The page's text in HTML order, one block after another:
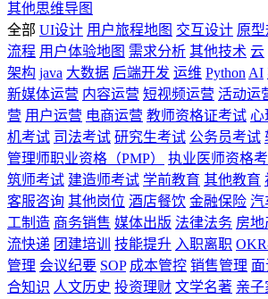
其他思维导图
全部 UI设计 用户旅程地图 交互设计 原型
流程 用户体验地图 需求分析 其他技术 云
架构 java 大数据 后端开发 运维 Python AI
新媒体运营 内容运营 短视频运营 活动运
营 用户运营 电商运营 教师资格证考试 心
机考试 司法考试 研究生考试 公务员考试
管理师职业资格（PMP）
执业医师资格
筑师考试 建造师考试 学前教育 其他教育
客服咨询 其他岗位 酒店餐饮 金融保险 汽
工制造 商务销售 媒体出版 法律法务 房地
流快递 团建培训 技能提升 入职离职
管理 会议纪要 SOP 成本管控 销售管理
合知识 人文历史 投资理财 文学名著 亲子